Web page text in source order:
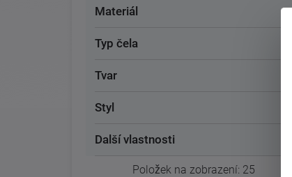
Materiál
Typ čela
Tvar
Styl
Další vlastnosti
Položek na zobrazení: 25